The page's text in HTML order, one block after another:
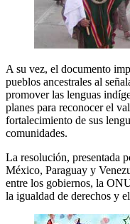
A su vez, el documento
pueblos ancestrales al
promover las lenguas
planes para reconocer el
fortalecimiento de sus
comunidades.
La resolución, presentada
México, Paraguay y
entre los gobiernos, la
la igualdad de derechos y